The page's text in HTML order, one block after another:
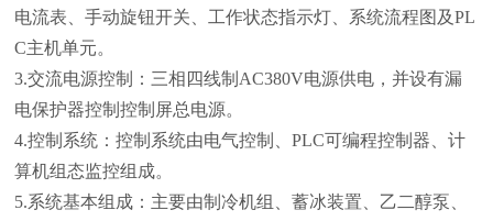
电流表、手动旋钮开关、工作状态指示灯、系统流程图及PL
C主机单元。
3.交流电源控制：三相四线制 AC380V电源供电，并设有漏
电保护器控制控制屏总电源。
4.控制系统：控制系统由电气控制、PLC可编程控制器、计
算机组态监控组成。
5.系统基本组成：主要由制冷机组、蓄冰装置、乙二醇泵、